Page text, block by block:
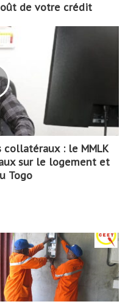
de votre crédit
: le MMLK
sur le logement et
Togo